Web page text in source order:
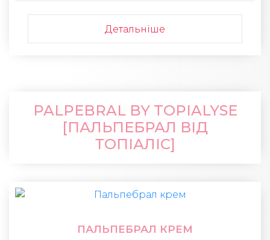
Детальніше
PALPEBRAL BY TOPIALYSE
[ПАЛЬПЕБРАЛ ВІД
ТОПІАЛІС]
ПАЛЬПЕБРАЛ КРЕМ